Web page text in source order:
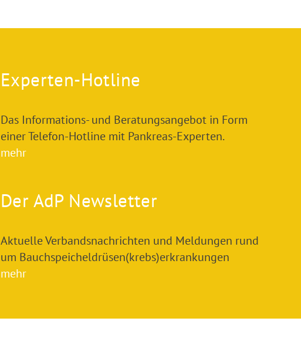
Experten-Hotline
Das Informations- und Beratungsangebot in Form
einer Telefon-Hotline mit Pankreas-Experten.
mehr
Der AdP Newsletter
Aktuelle Verbandsnachrichten und Meldungen rund
um Bauchspeicheldrüsen(krebs)erkrankungen
mehr